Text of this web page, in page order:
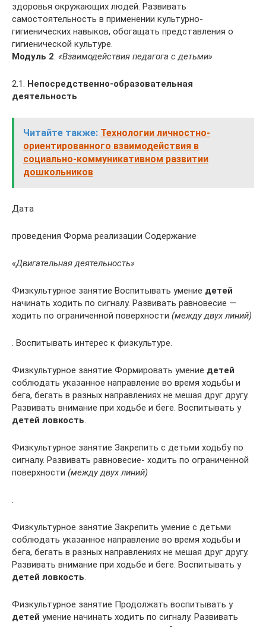
здоровья окружающих людей. Развивать
самостоятельность в применении культурно-
гигиенических навыков, обогащать представления о
гигиенической культуре.
Модуль 2. «Взаимодействия педагога с детьми»
2.1. Непосредственно-образовательная
деятельность
Читайте также: Технологии личностно-
ориентированного взаимодействия в
социально-коммуникативном развитии
дошкольников
Дата
проведения Форма реализации Содержание
«Двигательная деятельность»
Физкультурное занятие Воспитывать умение детей
начинать ходить по сигналу. Развивать равновесие —
ходить по ограниченной поверхности (между двух линий)
. Воспитывать интерес к физкультуре.
Физкультурное занятие Формировать умение детей
соблюдать указанное направление во время ходьбы и
бега, бегать в разных направлениях не мешая друг другу.
Развивать внимание при ходьбе и беге. Воспитывать у
детей ловкость.
Физкультурное занятие Закрепить с детьми ходьбу по
сигналу. Развивать равновесие- ходить по ограниченной
поверхности (между двух линий)
.
Физкультурное занятие Закрепить умение с детьми
соблюдать указанное направление во время ходьбы и
бега, бегать в разных направлениях не мешая друг другу.
Развивать внимание при ходьбе и беге. Воспитывать у
детей ловкость.
Физкультурное занятие Продолжать воспитывать у
детей умение начинать ходить по сигналу. Развивать